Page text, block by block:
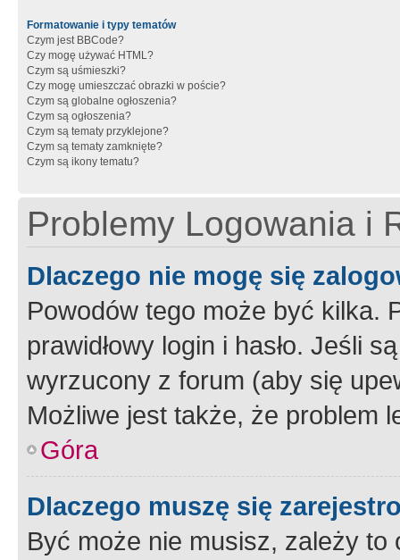
Formatowanie i typy tematów
Czym jest BBCode?
Czy mogę używać HTML?
Czym są uśmieszki?
Czy mogę umieszczać obrazki w poście?
Czym są globalne ogłoszenia?
Czym są ogłoszenia?
Czym są tematy przyklejone?
Czym są tematy zamknięte?
Czym są ikony tematu?
Problemy Logowania i
Dlaczego nie mogę się
Powodów tego może być kilka.
prawidłowy login i hasło. Jeśli
wyrzucony z forum (aby się
Możliwe jest także, że problem
Góra
Dlaczego muszę się
Być może nie musisz, zależy